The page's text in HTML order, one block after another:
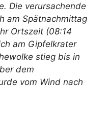
Die verursachende
am Spätnachmittag
Ortszeit (08:14
am Gipfelkrater
stieg bis in
dem
vom Wind nach